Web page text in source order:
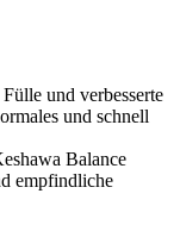
und verbesserte
und schnell
Balance
empfindliche